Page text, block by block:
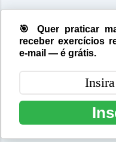
🎯 Quer praticar
receber exercícios
e-mail — é grátis.